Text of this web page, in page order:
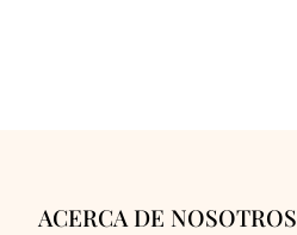
ACERCA DE NOSOTROS